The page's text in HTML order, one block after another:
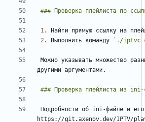
1.
Найти прямую ссылку на
2.
Выполнить команду `./iptvc
Можно указывать множество
Подробности об ini-файле и